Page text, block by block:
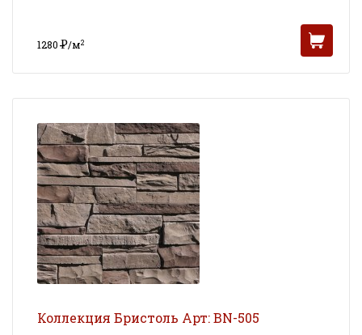
1280Р/м2
Коллекция Бристоль Арт: BN-505